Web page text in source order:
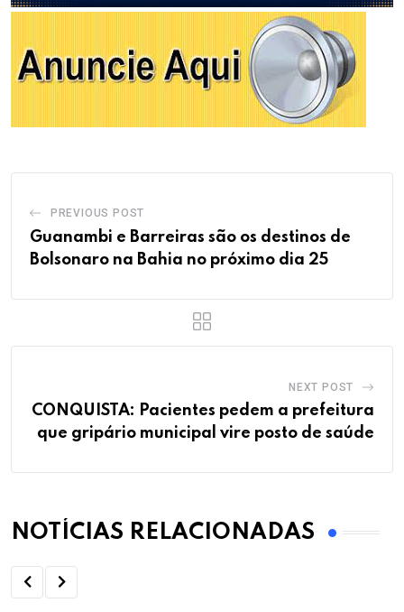
PREVIOUS POST
Guanambi e Barreiras são os destinos de
Bolsonaro na Bahia no próximo dia 25
NEXT POST
CONQUISTA: Pacientes pedem a prefeitura
que gripário municipal vire posto de saúde
NOTÍCIAS RELACIONADAS